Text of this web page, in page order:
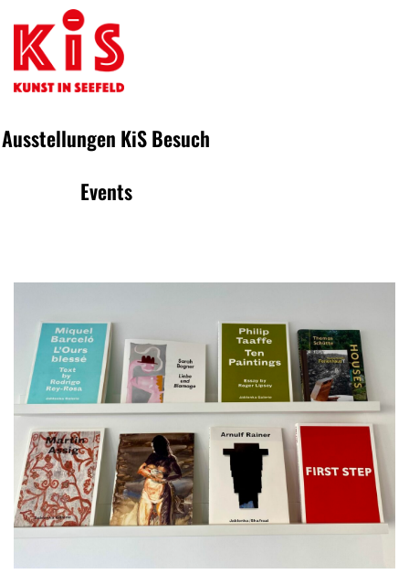
Ausstellungen KiSBesuch
Events